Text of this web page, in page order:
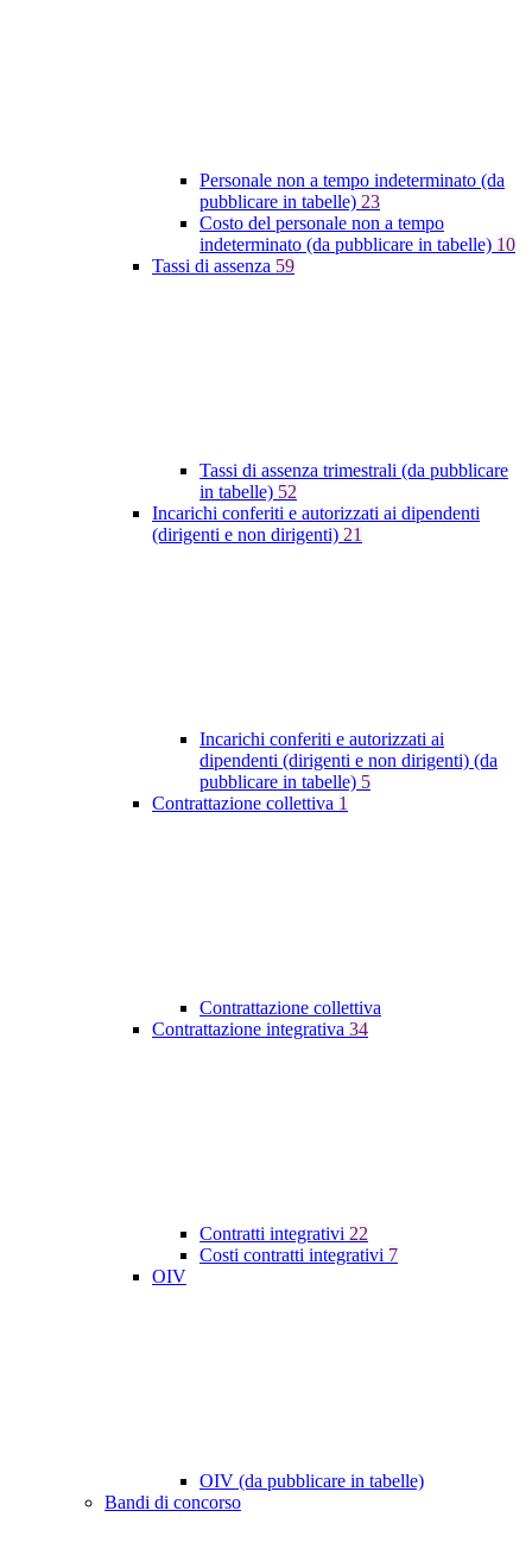
Personale non a tempo indeterminato (da
pubblicare in tabelle) 23
Costo del personale non a tempo
indeterminato (da pubblicare in tabelle) 10
Tassi di assenza 59
Tassi di assenza trimestrali (da pubblicare
in tabelle) 52
Incarichi conferiti e autorizzati ai dipendenti
(dirigenti e non dirigenti) 21
Incarichi conferiti e autorizzati ai
dipendenti (dirigenti e non dirigenti) (da
pubblicare in tabelle) 5
Contrattazione collettiva 1
Contrattazione collettiva
Contrattazione integrativa 34
Contratti integrativi 22
Costi contratti integrativi 7
OIV
OIV (da pubblicare in tabelle)
Bandi di concorso